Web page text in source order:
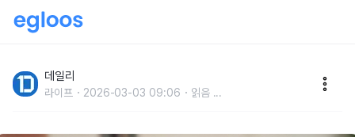
데일리
라이프 2026-03-03 09:06 읽음 ...